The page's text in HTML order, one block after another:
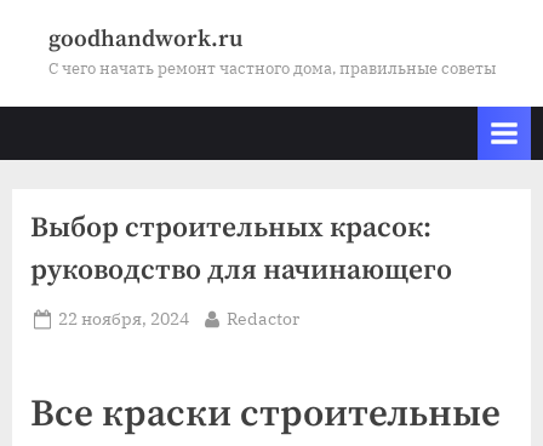
goodhandwork.ru
С чего начать ремонт частного дома, правильные советы
Выбор строительных красок:
руководство для начинающего
Posted
22 ноября, 2024 By
Redactor
Все краски строительные